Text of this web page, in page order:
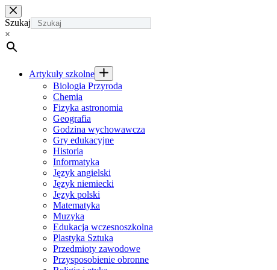
Przejdź
do
treści
Szukaj
×
Artykuły szkolne
Biologia Przyroda
Chemia
Fizyka astronomia
Geografia
Godzina wychowawcza
Gry edukacyjne
Historia
Informatyka
Język angielski
Język niemiecki
Język polski
Matematyka
Muzyka
Edukacja wczesnoszkolna
Plastyka Sztuka
Przedmioty zawodowe
Przysposobienie obronne